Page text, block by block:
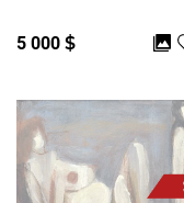
5 000 $